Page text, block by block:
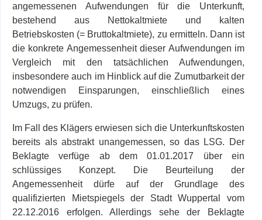
angemessenen Aufwendungen für die Unterkunft,
bestehend aus Nettokaltmiete und kalten
Betriebskosten (= Bruttokaltmiete), zu ermitteln. Dann ist
die konkrete Angemessenheit dieser Aufwendungen im
Vergleich mit den tatsächlichen Aufwendungen,
insbesondere auch im Hinblick auf die Zumutbarkeit der
notwendigen Einsparungen, einschließlich eines
Umzugs, zu prüfen.
Im Fall des Klägers erwiesen sich die Unterkunftskosten
bereits als abstrakt unangemessen, so das LSG. Der
Beklagte verfüge ab dem 01.01.2017 über ein
schlüssiges Konzept. Die Beurteilung der
Angemessenheit dürfe auf der Grundlage des
qualifizierten Mietspiegels der Stadt Wuppertal vom
22.12.2016 erfolgen. Allerdings sehe der Beklagte